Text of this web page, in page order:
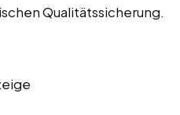
Qualitätssicherung.